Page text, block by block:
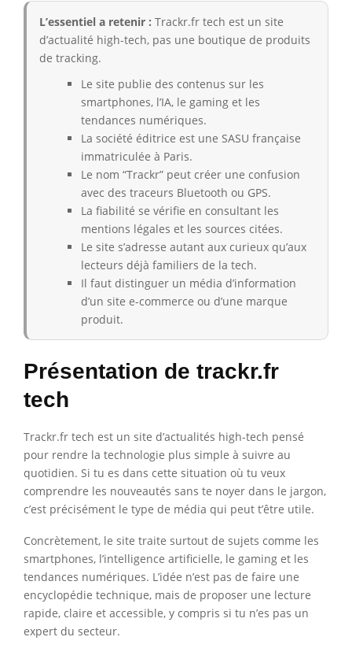
L’essentiel a retenir : Trackr.fr tech est un site
d’actualité high-tech, pas une boutique de produits
de tracking.
Le site publie des contenus sur les
smartphones, l’IA, le gaming et les
tendances numériques.
La société éditrice est une SASU française
immatriculée à Paris.
Le nom “Trackr” peut créer une confusion
avec des traceurs Bluetooth ou GPS.
La fiabilité se vérifie en consultant les
mentions légales et les sources citées.
Le site s’adresse autant aux curieux qu’aux
lecteurs déjà familiers de la tech.
Il faut distinguer un média d’information
d’un site e-commerce ou d’une marque
produit.
Présentation de trackr.fr
tech
Trackr.fr tech est un site d’actualités high-tech pensé
pour rendre la technologie plus simple à suivre au
quotidien. Si tu es dans cette situation où tu veux
comprendre les nouveautés sans te noyer dans le jargon,
c’est précisément le type de média qui peut t’être utile.
Concrètement, le site traite surtout de sujets comme les
smartphones, l’intelligence artificielle, le gaming et les
tendances numériques. L’idée n’est pas de faire une
encyclopédie technique, mais de proposer une lecture
rapide, claire et accessible, y compris si tu n’es pas un
expert du secteur.